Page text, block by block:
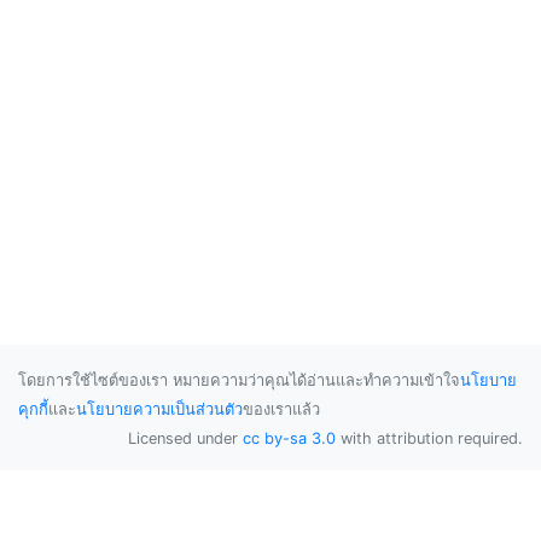
โดยการใช้ไซต์ของเรา หมายความว่าคุณได้อ่านและทำความเข้าใจนโยบาย
คุกกี้และนโยบายความเป็นส่วนตัวของเราแล้ว
Licensed under cc by-sa 3.0 with attribution required.